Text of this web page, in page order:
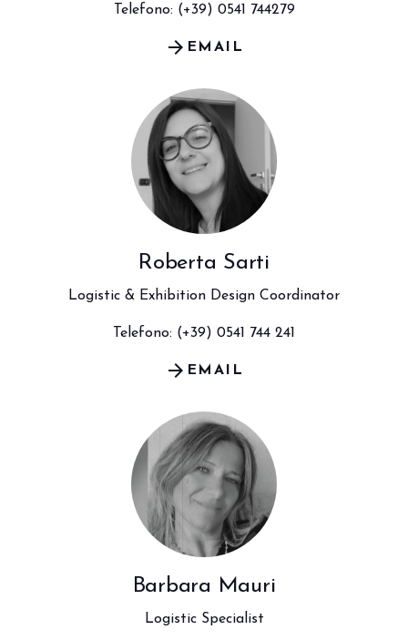
Telefono: (+39) 0541 744279
EMAIL
arrow_forward
Roberta Sarti
Logistic & Exhibition Design Coordinator
Telefono: (+39) 0541 744 241
EMAIL
arrow_forward
Barbara Mauri
Logistic Specialist